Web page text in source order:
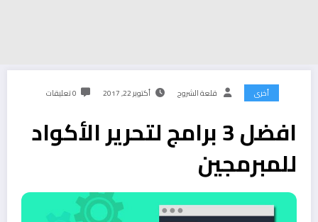
أخرى قلعة الشروح أكتوبر 22, 2017 0 تعليقات
افضل 3 برامج لتحرير الأكواد
للمبرمجين